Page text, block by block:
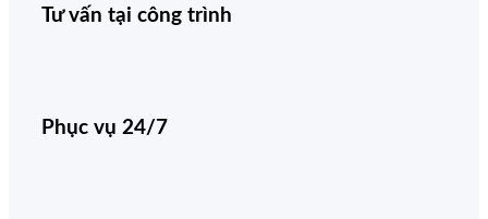
Tư vấn tại công trình
Phục vụ 24/7